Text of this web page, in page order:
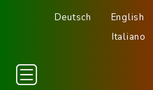
Deutsch English
Italiano